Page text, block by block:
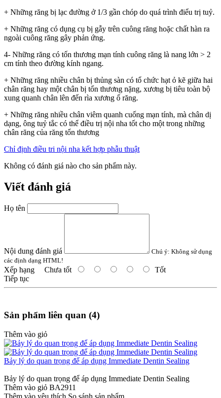
+ Những răng bị lạc đường ở 1/3 gần chóp do quá trình điểu trị tuỷ.
+ Những răng có dụng cụ bị gẫy trên cuông răng hoặc chất hàn ra
ngoài cuông răng gây phản ứng.
4- Những răng có tốn thương mạn tính cuông răng là nang lớn > 2
cm tính theo đường kính ngang.
+ Những răng nhiều chân bị thủng sàn có tổ chức hạt ỏ kẽ giữa hai
chân răng hay một chân bị tổn thương nặng, xương bị tiêu toàn bộ
xung quanh chân lên đến rìa xương ổ răng.
+ Những răng nhiều chân viêm quanh cuống mạn tính, mà chân dị
dạng, ông tuỷ tắc có thể điều trị nội nha tốt cho một trong những
chân răng của răng tổn thương
Chỉ định điều tri nội nha kết hợp phẫu thuật
Không có đánh giá nào cho sản phẩm này.
Viết đánh giá
Họ tên
Nội dung đánh giá Chú ý: Không sử dụng
các định dạng HTML!
Xếp hạng Chưa tốt
Tốt
Tiếp tục
Sản phẩm liên quan (4)
Thêm vào giỏ
Bảy lý do quan trọng để áp dụng Immediate Dentin Sealing
Bảy lý do quan trọng để áp dụng Immediate Dentin Sealing
Thêm vào giỏ BA2911